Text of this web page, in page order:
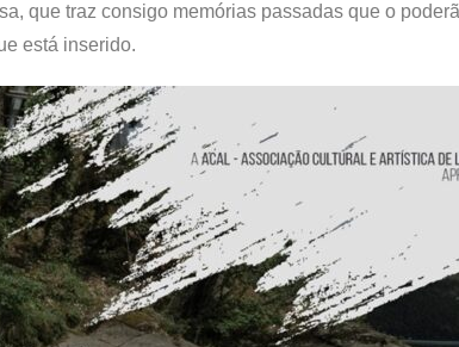
que traz consigo memórias passadas que o
está inserido.